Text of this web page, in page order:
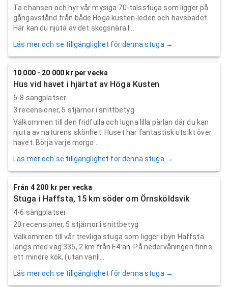
Ta chansen och hyr vår mysiga 70-talsstuga som ligger på
gångavstånd från både Höga kusten-leden och havsbadet.
Här kan du njuta av det skogsnära l...
Läs mer och se tillgänglighet för denna stuga →
10 000 - 20 000 kr per vecka
Hus vid havet i hjärtat av Höga Kusten
6-8 sängplatser
3 recensioner, 5 stjärnor i snittbetyg
Välkommen till den fridfulla och lugna lilla pärlan där du kan
njuta av naturens skönhet. Huset har fantastisk utsikt över
havet. Börja varje morgo...
Läs mer och se tillgänglighet för denna stuga →
Från 4 200 kr per vecka
Stuga i Haffsta, 15 km söder om Örnsköldsvik
4-6 sängplatser
20 recensioner, 5 stjärnor i snittbetyg
Välkommen till vår trevliga stuga som ligger i byn Haffsta
längs med väg 335, 2 km från E4:an. På nedervåningen finns
ett mindre kök, (utan vanli...
Läs mer och se tillgänglighet för denna stuga →